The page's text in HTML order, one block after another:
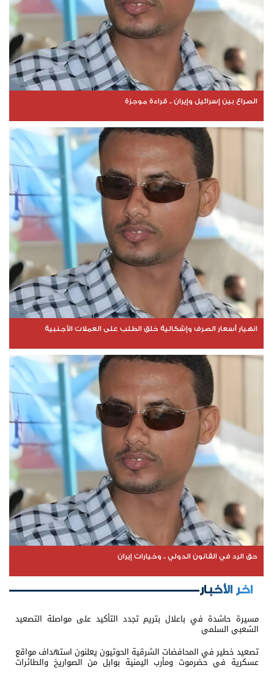
الصراع بين إسرائيل وإيران .. قراءة موجزة
انهيار أسعار الصرف وإشكالية خلق الطلب على العملات الأجنبية
حق الرد في القانون الدولي .. وخيارات إيران
اخر الأخبار
مسيرة حاشدة في باعلال بتريم تجدد التأكيد على مواصلة التصعيد
الشعبي السلمي
تصعيد خطير في المحافضات الشرقية الحوثيون يعلنون استهداف مواقع
عسكرية في حضرموت ومأرب اليمنية بوابل من الصواريخ والطائرات